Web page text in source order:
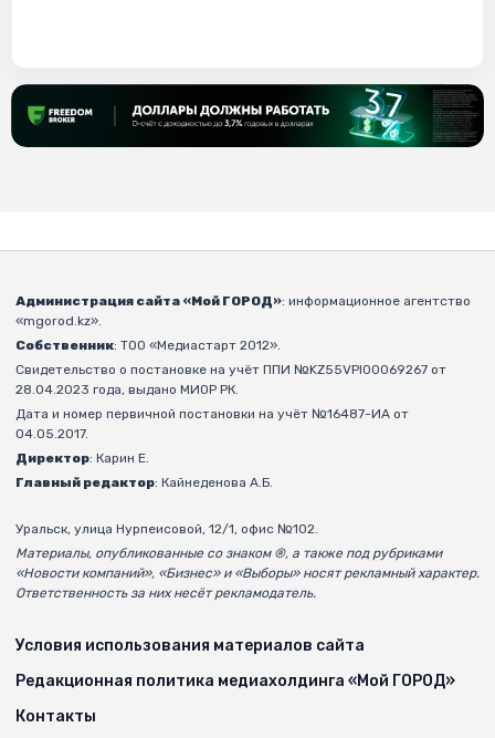
Администрация сайта «Мой ГОРОД»: информационное агентство
«mgorod.kz».
Собственник: ТОО «Медиастарт 2012».
Свидетельство о постановке на учёт ППИ №KZ55VPI00069267 от
28.04.2023 года, выдано МИОР РК.
Дата и номер первичной постановки на учёт №16487-ИА от
04.05.2017.
Директор: Карин Е.
Главный редактор: Кайнеденова А.Б.
Уральск, улица Нурпеисовой, 12/1, офис №102.
Материалы, опубликованные со знаком ®, а также под рубриками
«Новости компаний», «Бизнес» и «Выборы» носят рекламный характер.
Ответственность за них несёт рекламодатель.
Условия использования материалов сайта
Редакционная политика медиахолдинга «Мой ГОРОД»
Контакты